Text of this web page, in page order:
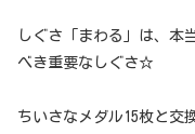
しぐさ「まわる」は、本
べき重要なしぐさ☆
ちいさなメダル15枚と交